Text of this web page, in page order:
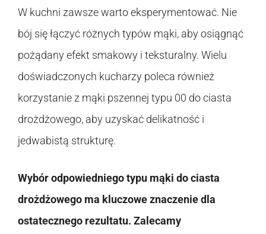
W kuchni zawsze warto eksperymentować. Nie
bój się łączyć różnych typów mąki, aby osiągnąć
pożądany efekt smakowy i teksturalny. Wielu
doświadczonych kucharzy poleca również
korzystanie z mąki pszennej typu 00 do ciasta
drożdżowego, aby uzyskać delikatność i
jedwabistą strukturę.
Wybór odpowiedniego typu mąki do ciasta
drożdżowego ma kluczowe znaczenie dla
ostatecznego rezultatu. Zalecamy